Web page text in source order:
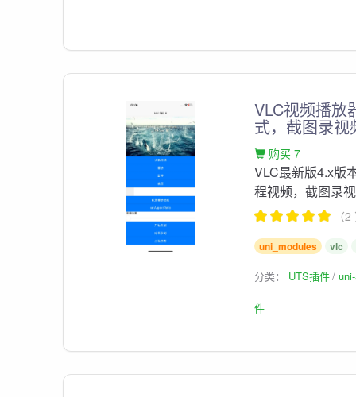
VLC视频播放
式，截图录
购买 7
VLC最新版4.x版
程视频，截图录
（
uni_modules vlc
分类： UTS插件
件